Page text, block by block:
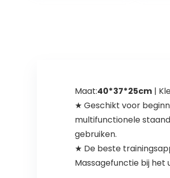
Maat:40*37*25cm|
★ Geschikt voor
multifunctionele
gebruiken.
★ De beste
Massagefunctie bij het